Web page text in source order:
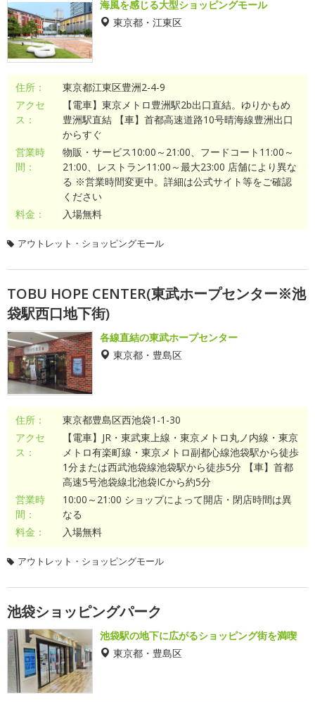
海風を感じる大型ショッピングモール
東京都・江東区
住所：
東京都江東区豊洲2-4-9
アクセ
ス：
【電車】東京メトロ豊洲駅2b出口直結。ゆりかもめ
豊洲駅直結 【車】首都高速道路10号晴海線豊洲出口
からすぐ
営業時
間：
物販・サービス10:00～21:00、フードコート11:00～
21:00、レストラン11:00～最大23:00 店舗により異な
る ※営業時間変更中。詳細は公式サイト等をご確認
ください
料金：
入場無料
アウトレット・ショッピングモール
TOBU HOPE CENTER(東武ホープセンター※池
袋駅西口地下街)
各線直結の東武ホープセンター
東京都・豊島区
住所：
東京都豊島区西池袋1-1-30
アクセ
ス：
【電車】JR・東武東上線・東京メトロ丸ノ内線・東京
メトロ有楽町線・東京メトロ副都心線池袋駅から徒歩
1分または西武池袋線池袋駅から徒歩5分 【車】首都
高速5号池袋線北池袋ICから約5分
営業時
間：
10:00～21:00 ショップによって開店・閉店時間は異
なる
料金：
入場無料
アウトレット・ショッピングモール
池袋ショッピングパーク
池袋駅の地下に広がるショッピング街を満喫
東京都・豊島区